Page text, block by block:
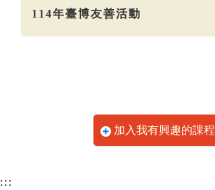
114年臺博友善活動
加入我有興趣的課程
:::